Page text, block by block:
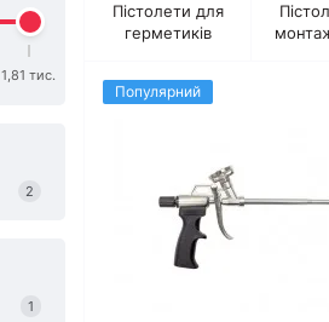
1,81 тис.
2
1
Пістолети для
герметиків
Популярний